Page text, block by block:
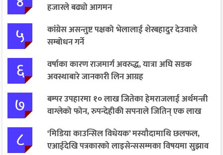
हजारले बढ्यो आगमन
५
कांग्रेस असन्तुष्ट पक्षको भेलालाई शेरबहादुर देउवाले
सम्बोधन गर्ने
६
वर्षाका कारण राजमार्ग अवरुद्ध, यात्रा अघि सडक
अवस्थाबारे जानकारी लिन आग्रह
७
बम्पर उपहारमा १० लाख जितेका हेमराजलाई अर्थमन्त्री
वाग्लेको फोन, रुपन्देहीकी सपनाले जितिन् एक लाख
८
‘मिडिया काउन्सिल विधेयक’ मस्यौदामाथि छलफल,
एआईदेखि पत्रकारको लाइसेन्ससम्मका विषयमा सुझाव